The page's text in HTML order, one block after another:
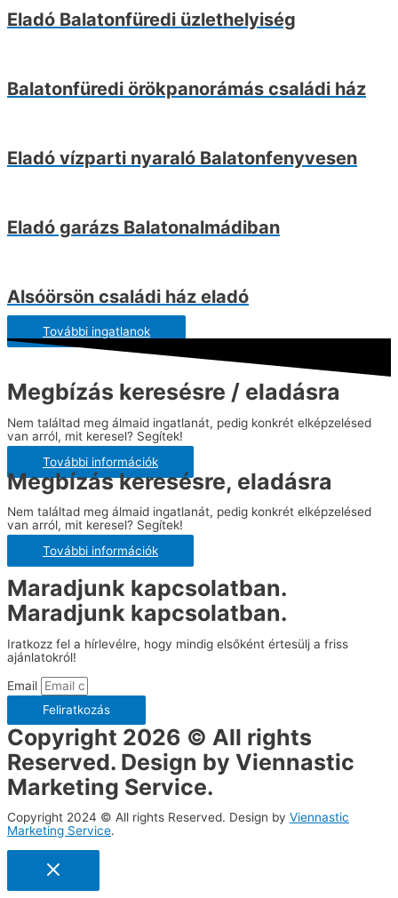
Eladó Balatonfüredi üzlethelyiség
Balatonfüredi örökpanorámás családi ház
Eladó vízparti nyaraló Balatonfenyvesen
Eladó garázs Balatonalmádiban
Alsóörsön családi ház eladó
További ingatlanok
Megbízás keresésre / eladásra
Nem találtad meg álmaid ingatlanát, pedig konkrét elképzelésed
van arról, mit keresel? Segítek!
További információk
Megbízás keresésre, eladásra
Nem találtad meg álmaid ingatlanát, pedig konkrét elképzelésed
van arról, mit keresel? Segítek!
További információk
Maradjunk kapcsolatban.
Maradjunk kapcsolatban.
Iratkozz fel a hírlevélre, hogy mindig elsőként értesülj a friss
ajánlatokról!
Email
Feliratkozás
Copyright 2026 © All rights
Reserved. Design by Viennastic
Marketing Service.
Copyright 2024 © All rights Reserved. Design by Viennastic
Marketing Service.